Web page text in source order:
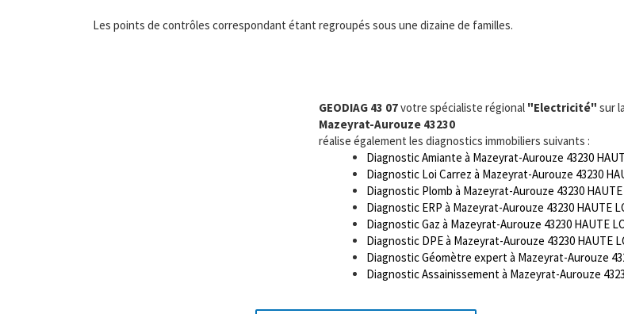
Les points de contrôles correspondant étant regroupés sous une dizaine de familles.
GEODIAG 43 07votre spécialiste régional "Electricité" sur
Mazeyrat-Aurouze 43230
réalise également les diagnostics immobiliers suivants :
Diagnostic Amiante à Mazeyrat-Aurouze 43230
Diagnostic Loi Carrez à Mazeyrat-Aurouze 43230
Diagnostic Plomb à Mazeyrat-Aurouze 43230 HAUTE
Diagnostic ERP à Mazeyrat-Aurouze 43230 HAUTE
Diagnostic Gaz à Mazeyrat-Aurouze 43230 HAUTE
Diagnostic DPE à Mazeyrat-Aurouze 43230 HAUTE
Diagnostic Géomètre expert à Mazeyrat-Aurouze
Diagnostic Assainissement à Mazeyrat-Aurouze